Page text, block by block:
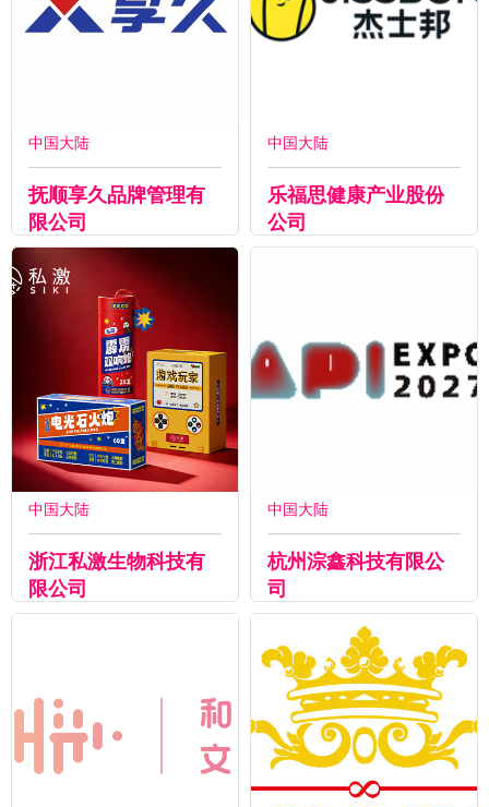
中国大陆
抚顺享久品牌管理有
限公司
中国大陆
乐福思健康产业股份
公司
中国大陆
浙江私激生物科技有
限公司
中国大陆
杭州淙鑫科技有限公
司